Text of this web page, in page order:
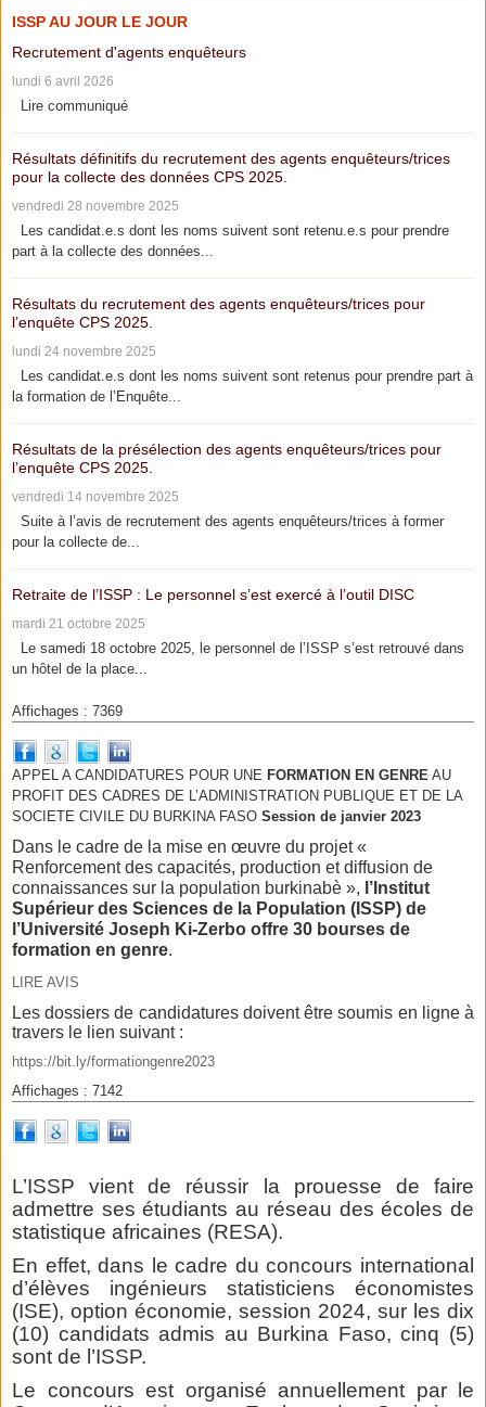
ISSP AU JOUR LE JOUR
Recrutement d'agents enquêteurs
lundi 6 avril 2026
Lire communiqué
Résultats définitifs du recrutement des agents enquêteurs/trices
pour la collecte des données CPS 2025.
vendredi 28 novembre 2025
Les candidat.e.s dont les noms suivent sont retenu.e.s pour prendre
part à la collecte des données...
Résultats du recrutement des agents enquêteurs/trices pour
l’enquête CPS 2025.
lundi 24 novembre 2025
Les candidat.e.s dont les noms suivent sont retenus pour prendre part à
la formation de l’Enquête...
Résultats de la présélection des agents enquêteurs/trices pour
l’enquête CPS 2025.
vendredi 14 novembre 2025
Suite à l’avis de recrutement des agents enquêteurs/trices à former
pour la collecte de...
Retraite de l’ISSP : Le personnel s’est exercé à l’outil DISC
mardi 21 octobre 2025
Le samedi 18 octobre 2025, le personnel de l’ISSP s’est retrouvé dans
un hôtel de la place...
Affichages : 7369
APPEL A CANDIDATURES POUR UNE FORMATION EN GENRE AU
PROFIT DES CADRES DE L’ADMINISTRATION PUBLIQUE ET DE LA
SOCIETE CIVILE DU BURKINA FASO Session de janvier 2023
Dans le cadre de la mise en œuvre du projet «
Renforcement des capacités, production et diffusion de
connaissances sur la population burkinabè », l’Institut
Supérieur des Sciences de la Population (ISSP) de
l’Université Joseph Ki-Zerbo offre 30 bourses de
formation en genre.
LIRE AVIS
Les dossiers de candidatures doivent être soumis en ligne à
travers le lien suivant :
https://bit.ly/formationgenre2023
Affichages : 7142
L’ISSP vient de réussir la prouesse de faire
admettre ses étudiants au réseau des écoles de
statistique africaines (RESA).
En effet, dans le cadre du concours international
d’élèves ingénieurs statisticiens économistes
(ISE), option économie, session 2024, sur les dix
(10) candidats admis au Burkina Faso, cinq (5)
sont de l’ISSP.
Le concours est organisé annuellement par le